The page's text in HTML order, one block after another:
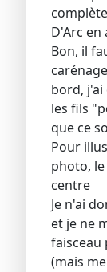
D'Arc en
Bon, il
bord,
les fils
que ce
Pour
photo,
centre
Je n'ai
et je ne
faisceau
(mais